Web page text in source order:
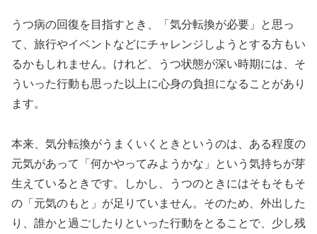
うつ病の回復を目指すとき、「気分転換が必要」と思っ
て、旅行やイベントなどにチャレンジしようとする方もい
るかもしれません。けれど、うつ状態が深い時期には、そ
ういった行動も思った以上に心身の負担になることがあり
ます。
本来、気分転換がうまくいくときというのは、ある程度の
元気があって「何かやってみようかな」という気持ちが芽
生えているときです。しかし、うつのときにはそもそもそ
の「元気のもと」が足りていません。そのため、外出した
り、誰かと過ごしたりといった行動をとることで、少し残